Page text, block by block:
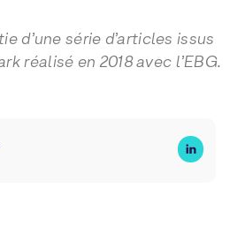
d’une série d’articles issus
réalisé en 2018 avec l’EBG.